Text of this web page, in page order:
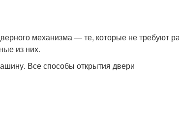
механизма — те, которые не требуют
из них.